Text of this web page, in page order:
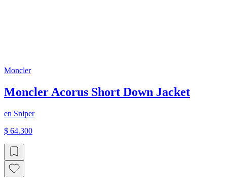
Moncler
Moncler Acorus Short Down Jacket
en Sniper
$ 64.300